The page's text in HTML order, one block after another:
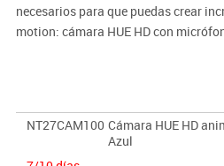
necesarios para que puedas crear
motion: cámara HUE HD con
fondos. Realiza animaciones
o juguetes y recrea escenas de tus
NT27CAM100 Cámara HUE HD
Azul